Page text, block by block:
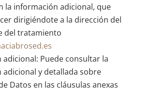
la información adicional, que
dirigiéndote a la dirección del
del tratamiento
Puede consultar la
y detallada sobre
Datos en las cláusulas anexas